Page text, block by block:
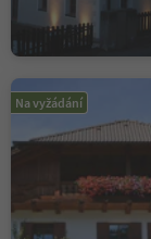
Na vyžádání